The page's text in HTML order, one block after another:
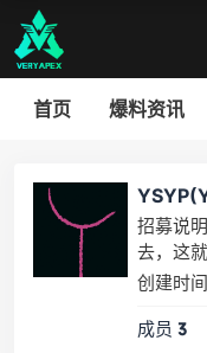
首页 爆料资讯
招募说
去，这
创建时
成员 3